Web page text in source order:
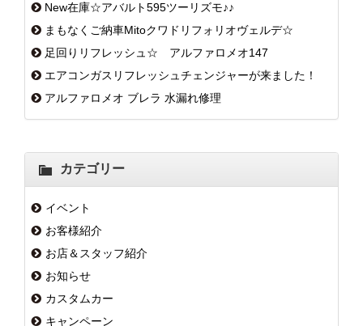
New在庫☆アバルト595ツーリズモ♪♪
まもなくご納車Mitoクワドリフォリオヴェルデ☆
足回りリフレッシュ☆ アルファロメオ147
エアコンガスリフレッシュチェンジャーが来ました！
アルファロメオ ブレラ 水漏れ修理
カテゴリー
イベント
お客様紹介
お店＆スタッフ紹介
お知らせ
カスタムカー
キャンペーン